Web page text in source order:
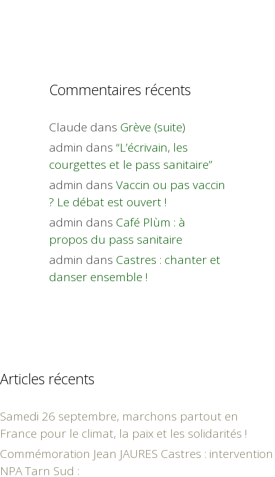
Commentaires récents
Claude dans Grève (suite)
admin dans “L’écrivain, les
courgettes et le pass sanitaire”
admin dans Vaccin ou pas vaccin
? Le débat est ouvert !
admin dans Café Plùm : à
propos du pass sanitaire
admin dans Castres : chanter et
danser ensemble !
Articles récents
Samedi 26 septembre, marchons partout en
France pour le climat, la paix et les solidarités !
Commémoration Jean JAURES Castres : intervention
NPA Tarn Sud :